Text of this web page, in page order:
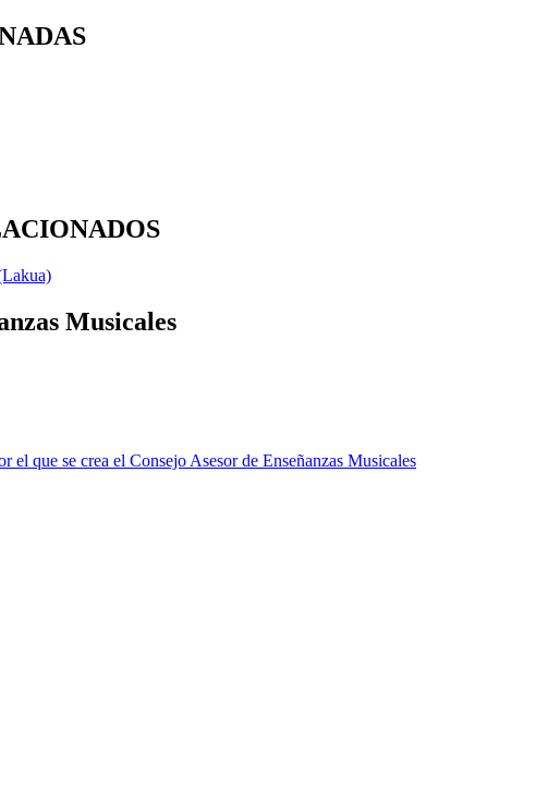
Musicales
que se crea el Consejo Asesor de Enseñanzas Musicales